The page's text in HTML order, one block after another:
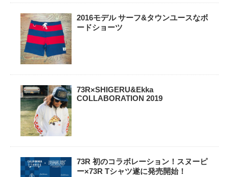
2016モデル サーフ&タウンユースなボ
ードショーツ
73R×SHIGERU&Ekka
COLLABORATION 2019
73R 初のコラボレーション！スヌーピ
ー×73R Tシャツ遂に発売開始！